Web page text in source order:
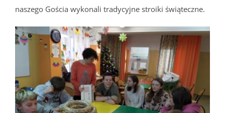
naszego Gościa wykonali tradycyjne stroiki świąteczne.